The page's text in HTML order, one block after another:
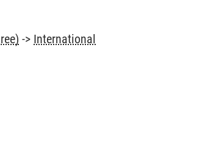
-> International